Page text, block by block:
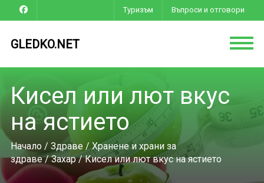
Туризъм Въпроси и отговори
GLEDKO.NET
Кисел или лют вкус
на ястието
Начало/ Здраве/Хранене и храни за
здраве/Захар/ Кисел или лют вкус на ястието